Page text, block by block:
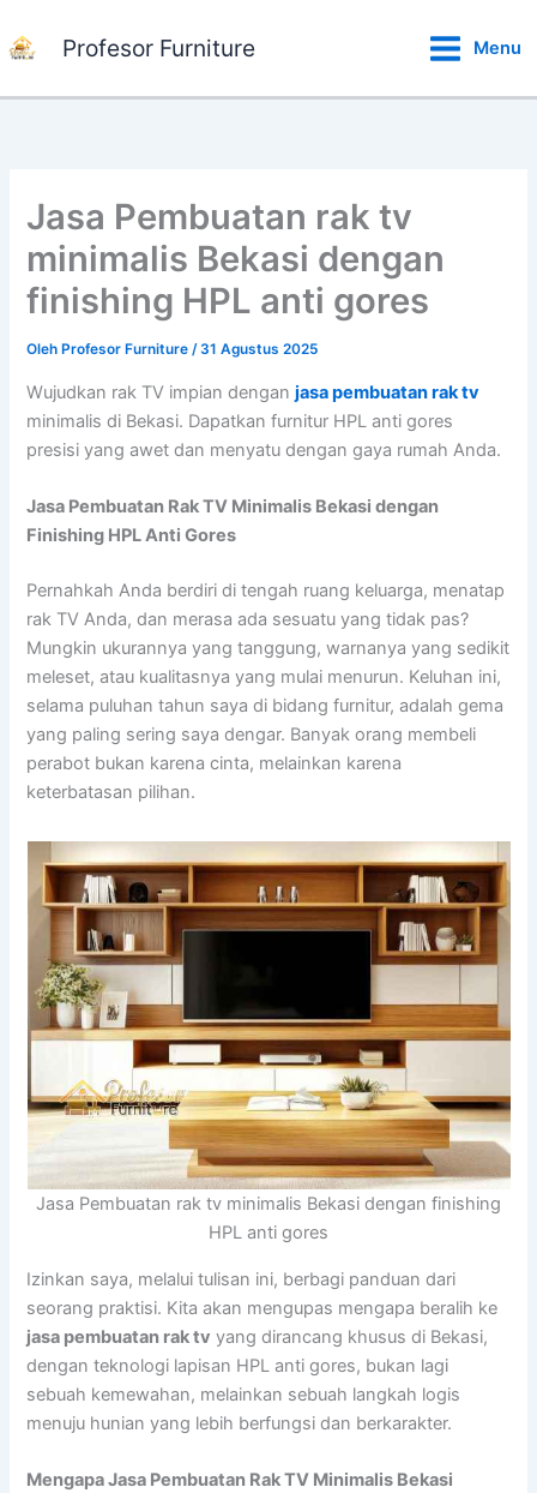
ke
Profesor Furniture Menu
Jasa Pembuatan rak tv
minimalis Bekasi dengan
finishing HPL anti gores
Oleh Profesor Furniture/31 Agustus 2025
Wujudkan rak TV impian denganjasa pembuatan rak tv
minimalis di Bekasi. Dapatkan furnitur HPL anti gores
presisi yang awet dan menyatu dengan gaya rumah Anda.
Jasa Pembuatan Rak TV Minimalis Bekasi dengan
Finishing HPL Anti Gores
Pernahkah Anda berdiri di tengah ruang keluarga, menatap
rak TV Anda, dan merasa ada sesuatu yang tidak pas?
Mungkin ukurannya yang tanggung, warnanya yang sedikit
meleset, atau kualitasnya yang mulai menurun. Keluhan ini,
selama puluhan tahun saya di bidang furnitur, adalah gema
yang paling sering saya dengar. Banyak orang membeli
perabot bukan karena cinta, melainkan karena
keterbatasan pilihan.
Jasa Pembuatan rak tv minimalis Bekasi dengan finishing
HPL anti gores
Izinkan saya, melalui tulisan ini, berbagi panduan dari
seorang praktisi. Kita akan mengupas mengapa beralih ke
jasa pembuatan rak tv yang dirancang khusus di Bekasi,
dengan teknologi lapisan HPL anti gores, bukan lagi
sebuah kemewahan, melainkan sebuah langkah logis
menuju hunian yang lebih berfungsi dan berkarakter.
Mengapa Jasa Pembuatan Rak TV Minimalis Bekasi